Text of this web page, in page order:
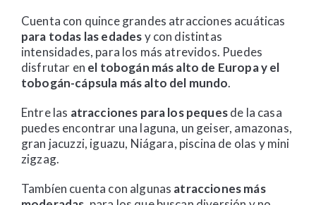
Cuenta con quince grandes atracciones acuáticas
para todas las edadesy con distintas
intensidades, para los más atrevidos. Puedes
disfrutar en el tobogán más alto de Europa y el
tobogán-cápsula más alto del mundo.
Entre las atracciones para los pequesde la casa
puedes encontrar una laguna, un geiser, amazonas,
gran jacuzzi, iguazu, Niágara, piscina de olas y mini
zigzag.
Tambíen cuenta con algunas atracciones más